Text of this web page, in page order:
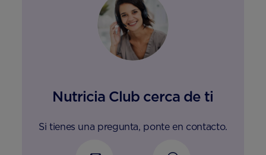
Nutricia Club cerca de ti
Si tienes una pregunta, ponte en contacto.